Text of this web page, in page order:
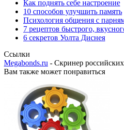
Как поднять себе настроение
10 способов улучшить память
Психология общения с
7 рецептов быстрого,
6 секретов Уолта Диснея
Ссылки
Megabonds.ru - Скринер
Вам также может понравиться